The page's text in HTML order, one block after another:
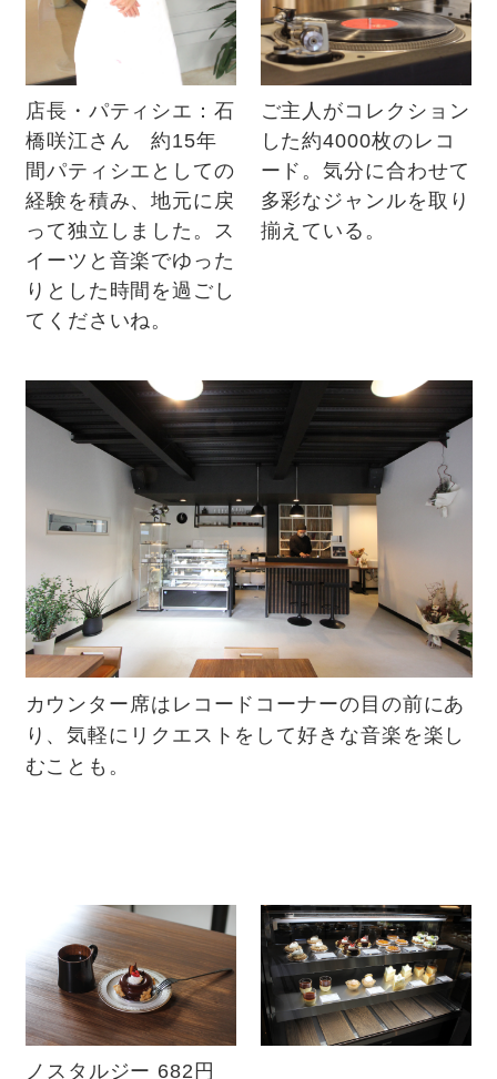
店長・パティシエ：石
橋咲江さん 約15年
間パティシエとしての
経験を積み、地元に戻
って独立しました。ス
イーツと音楽でゆった
りとした時間を過ごし
てくださいね。
ご主人がコレクション
した約4000枚のレコ
ード。気分に合わせて
多彩なジャンルを取り
揃えている。
カウンター席はレコードコーナーの目の前にあ
り、気軽にリクエストをして好きな音楽を楽し
むことも。
ノスタルジー 682円